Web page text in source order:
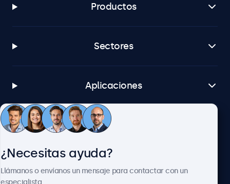
Productos
Sectores
Aplicaciones
Atención al cliente
¿Necesitas ayuda?
Llámanos o envíanos un mensaje para contactar con un
especialista.